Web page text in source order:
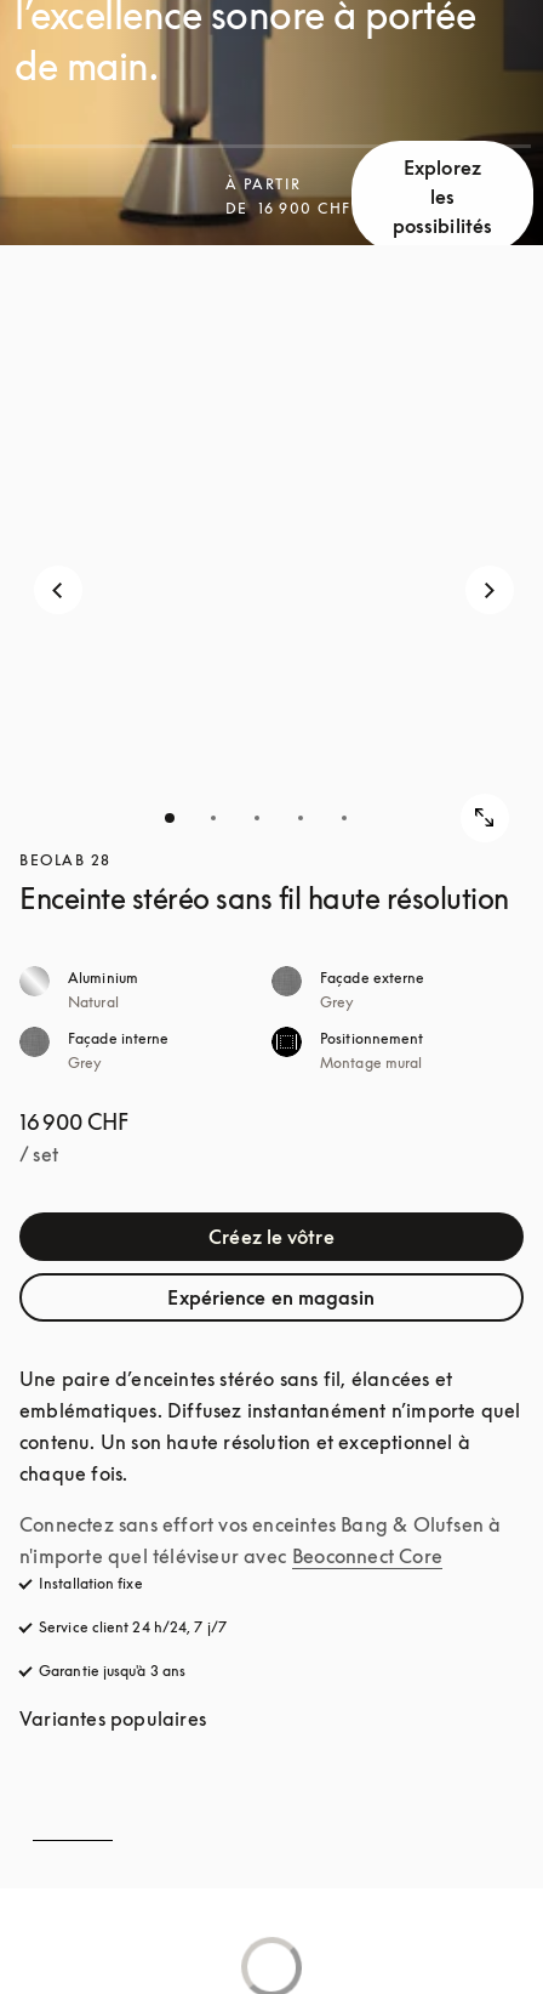
l’excellence sonore à portée
de main.
À PARTIR
DE 16 900 CHF
Explorez
les
possibilités
BEOLAB 28
Enceinte stéréo sans fil haute résolution
Aluminium
Natural
Façade externe
Grey
Façade interne
Grey
Positionnement
Montage mural
16 900 CHF
/ set
Créez le vôtre
Expérience en magasin
Une paire d’enceintes stéréo sans fil, élancées et
emblématiques. Diffusez instantanément n’importe quel
contenu. Un son haute résolution et exceptionnel à
chaque fois.
Connectez sans effort vos enceintes Bang & Olufsen à
n'importe quel téléviseur avec Beoconnect Core
Installation fixe
Service client 24 h/24, 7 j/7s’ouvre dans un nouvel onglet
Garantie jusqu'à 3 ans
Variantes populaires